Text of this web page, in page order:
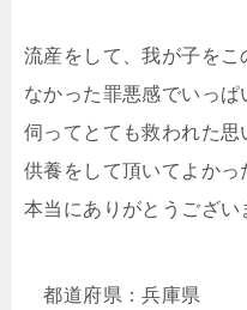
流産をして、我が子を
なかった罪悪感でいっ
伺ってとても救われた
供養をして頂いてよかっ
本当にありがとうござい
都道府県：兵庫県